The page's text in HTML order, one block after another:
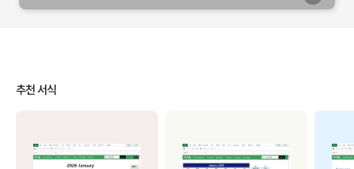
추천 서식